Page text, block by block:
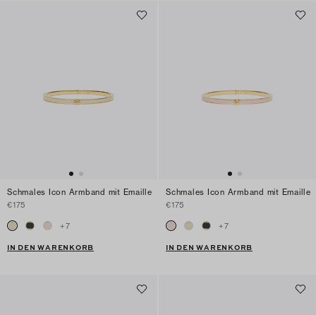
Schmales Icon Armband mit Emaille
€175
+7
IN DEN WARENKORB
Schmales Icon Armband mit Emaille
€175
+7
IN DEN WARENKORB